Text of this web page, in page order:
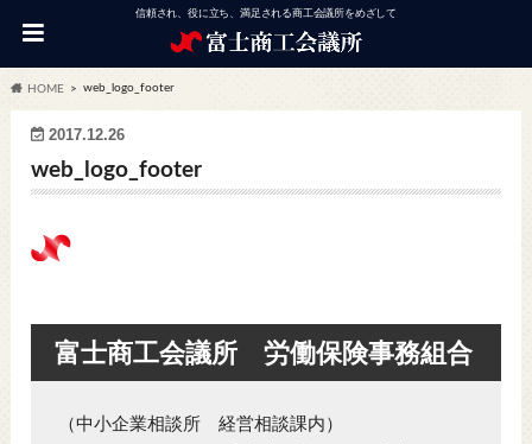
信頼され、役に立ち、満足される商工会議所をめざして
HOME web_logo_footer
2017.12.26
web_logo_footer
富士商工会議所 労働保険事務組合
（中小企業相談所 経営相談課内）